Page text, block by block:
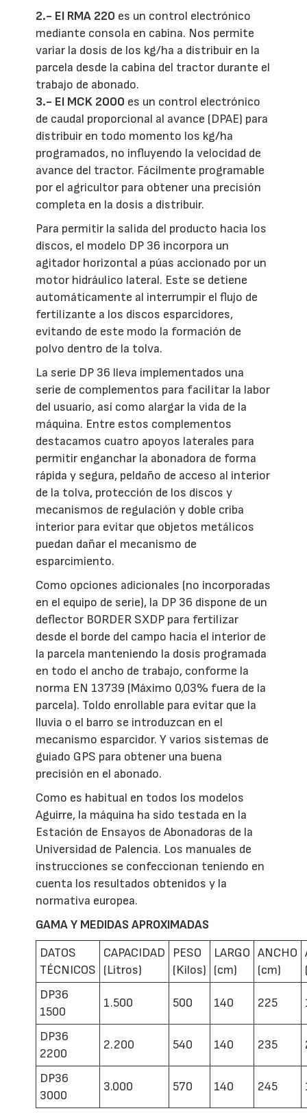
2.- El RMA 220 es un control electrónico
mediante consola en cabina. Nos permite
variar la dosis de los kg/ha a distribuir en la
parcela desde la cabina del tractor durante el
trabajo de abonado.
3.- El MCK 2000 es un control electrónico
de caudal proporcional al avance (DPAE) para
distribuir en todo momento los kg/ha
programados, no influyendo la velocidad de
avance del tractor. Fácilmente programable
por el agricultor para obtener una precisión
completa en la dosis a distribuir.
Para permitir la salida del producto hacia los
discos, el modelo DP 36 incorpora un
agitador horizontal a púas accionado por un
motor hidráulico lateral. Este se detiene
automáticamente al interrumpir el flujo de
fertilizante a los discos esparcidores,
evitando de este modo la formación de
polvo dentro de la tolva.
La serie DP 36 lleva implementados una
serie de complementos para facilitar la labor
del usuario, así como alargar la vida de la
máquina. Entre estos complementos
destacamos cuatro apoyos laterales para
permitir enganchar la abonadora de forma
rápida y segura, peldaño de acceso al interior
de la tolva, protección de los discos y
mecanismos de regulación y doble criba
interior para evitar que objetos metálicos
puedan dañar el mecanismo de
esparcimiento.
Como opciones adicionales (no incorporadas
en el equipo de serie), la DP 36 dispone de un
deflector BORDER SXDP para fertilizar
desde el borde del campo hacia el interior de
la parcela manteniendo la dosis programada
en todo el ancho de trabajo, conforme la
norma EN 13739 (Máximo 0,03% fuera de la
parcela). Toldo enrollable para evitar que la
lluvia o el barro se introduzcan en el
mecanismo esparcidor. Y varios sistemas de
guiado GPS para obtener una buena
precisión en el abonado.
Como es habitual en todos los modelos
Aguirre, la máquina ha sido testada en la
Estación de Ensayos de Abonadoras de la
Universidad de Palencia. Los manuales de
instrucciones se confeccionan teniendo en
cuenta los resultados obtenidos y la
normativa europea.
GAMA Y MEDIDAS APROXIMADAS
DATOS
TÉCNICOS
CAPACIDAD
(Litros)
PESO
(Kilos)
LARGO
(cm)
ANCHO
(cm)
DP36
1500
1.500 500 140 225
DP36
2200
2.200 540 140 235
DP36
3000
3.000 570 140 245